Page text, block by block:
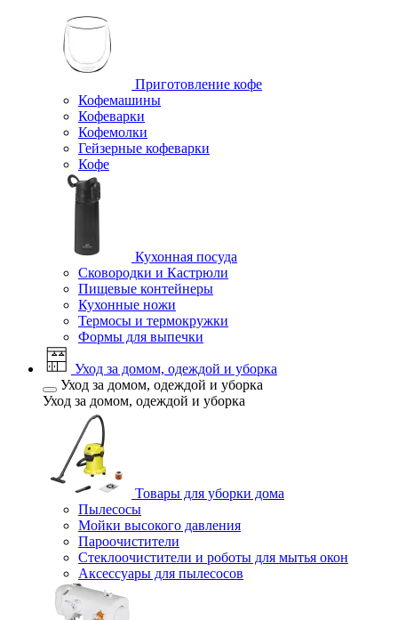
Приготовление кофе
Кофемашины
Кофеварки
Кофемолки
Гейзерные кофеварки
Кофе
Кухонная посуда
Сковородки и Кастрюли
Пищевые контейнеры
Кухонные ножи
Термосы и термокружки
Формы для выпечки
Уход за домом, одеждой и уборка
Уход за домом, одеждой и уборка
Уход за домом, одеждой и уборка
Товары для уборки дома
Пылесосы
Мойки высокого давления
Пароочистители
Стеклоочистители и роботы для мытья окон
Аксессуары для пылесосов